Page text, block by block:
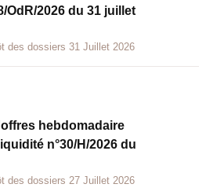
OdR/2026 du 31 juillet
des dossiers 31 Juillet 2026
hebdomadaire
n°30/H/2026 du
des dossiers 27 Juillet 2026